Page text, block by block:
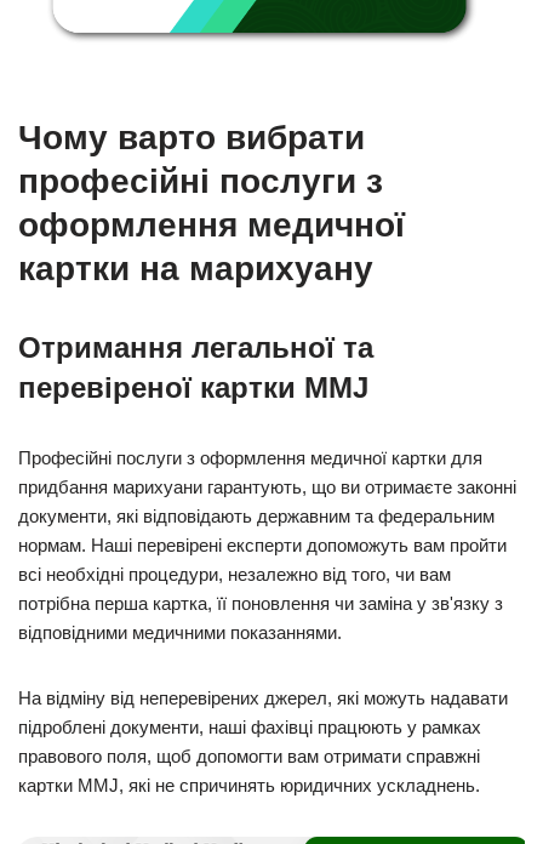
Чому варто вибрати
професійні послуги з
оформлення медичної
картки на марихуану
Отримання легальної та
перевіреної картки MMJ
Професійні послуги з оформлення медичної картки для
придбання марихуани гарантують, що ви отримаєте законні
документи, які відповідають державним та федеральним
нормам. Наші перевірені експерти допоможуть вам пройти
всі необхідні процедури, незалежно від того, чи вам
потрібна перша картка, її поновлення чи заміна у зв'язку з
відповідними медичними показаннями.
На відміну від неперевірених джерел, які можуть надавати
підроблені документи, наші фахівці працюють у рамках
правового поля, щоб допомогти вам отримати справжні
картки MMJ, які не спричинять юридичних ускладнень.